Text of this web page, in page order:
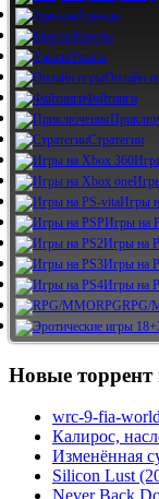
Аркады
Квесты
Ужасы
Онлайн
Файтинги
Стратегии
Игры
Игры на
Игры на
Игры на
Игры на
RPG/
Новые
wrc-9-fia-
Калирос,
Изменённая
Silicon Lust